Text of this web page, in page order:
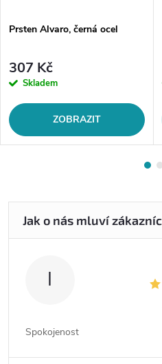
Prsten Alvaro, černá ocel
307 Kč
Skladem
ZOBRAZIT
I
Spokojenost